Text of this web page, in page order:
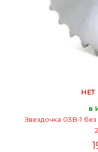
НЕТ
в
Звездочка 03B-1